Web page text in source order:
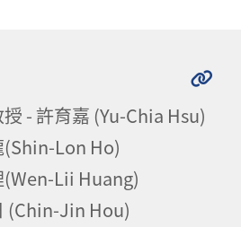
- 許育嘉 (Yu-Chia Hsu)
(Shin-Lon Ho)
(Wen-Lii Huang)
(Chin-Jin Hou)